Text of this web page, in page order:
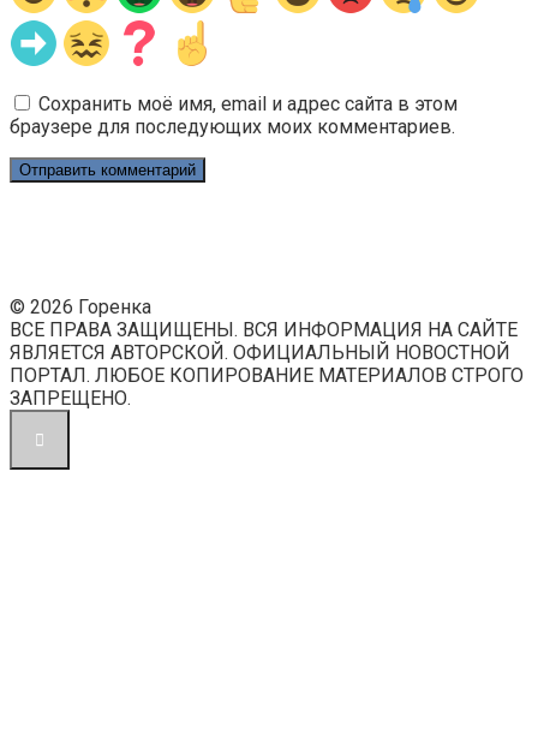
Сохранить моё имя, email и адрес сайта в этом
браузере для последующих моих комментариев.
© 2026 Горенка
ВСЕ ПРАВА ЗАЩИЩЕНЫ. ВСЯ ИНФОРМАЦИЯ НА САЙТЕ
ЯВЛЯЕТСЯ АВТОРСКОЙ. ОФИЦИАЛЬНЫЙ НОВОСТНОЙ
ПОРТАЛ. ЛЮБОЕ КОПИРОВАНИЕ МАТЕРИАЛОВ СТРОГО
ЗАПРЕЩЕНО.